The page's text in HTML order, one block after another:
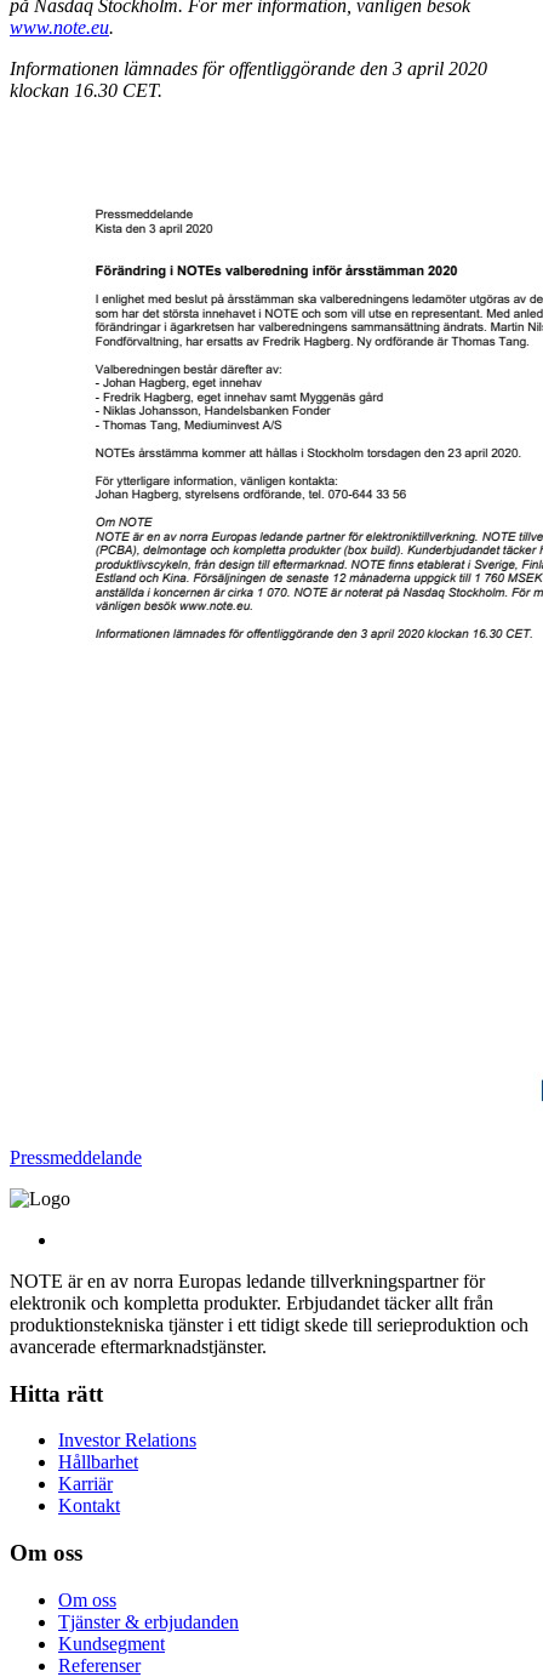
på Nasdaq Stockholm. För mer information, vänligen besök
www.note.eu.
Informationen lämnades för offentliggörande den 3 april 2020
klockan 16.30 CET.
Pressmeddelande
NOTE är en av norra Europas ledande tillverkningspartner för
elektronik och kompletta produkter. Erbjudandet täcker allt från
produktionstekniska tjänster i ett tidigt skede till serieproduktion och
avancerade eftermarknadstjänster.
Hitta rätt
Investor Relations
Hållbarhet
Karriär
Kontakt
Om oss
Om oss
Tjänster & erbjudanden
Kundsegment
Referenser